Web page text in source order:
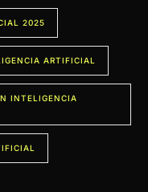
2025
ARTIFICIAL
INTELIGENCIA